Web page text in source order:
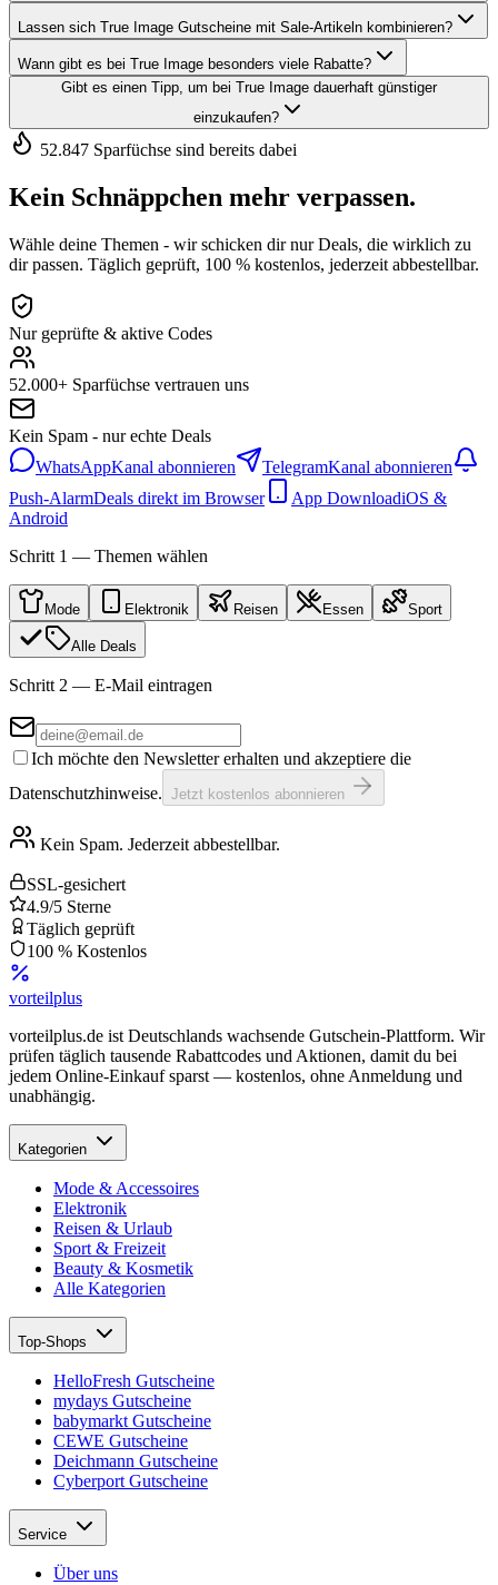
Lassen sich True Image Gutscheine mit Sale-Artikeln kombinieren?
Wann gibt es bei True Image besonders viele Rabatte?
Gibt es einen Tipp, um bei True Image dauerhaft günstiger
einzukaufen?
52.847 Sparfüchse sind bereits dabei
Kein Schnäppchen mehr verpassen.
Wähle deine Themen - wir schicken dir nur Deals, die wirklich zu
dir passen. Täglich geprüft, 100 % kostenlos, jederzeit abbestellbar.
Nur geprüfte & aktive Codes
52.000+ Sparfüchse vertrauen uns
Kein Spam - nur echte Deals
WhatsAppKanal abonnieren TelegramKanal abonnieren
Push-AlarmDeals direkt im Browser App DownloadiOS &
Android
Schritt 1 — Themen wählen
Mode Elektronik Reisen Essen Sport
Alle Deals
Schritt 2 — E-Mail eintragen
Ich möchte den Newsletter erhalten und akzeptiere die
Datenschutzhinweise. Jetzt kostenlos abonnieren
Kein Spam. Jederzeit abbestellbar.
SSL-gesichert
4.9/5 Sterne
Täglich geprüft
100 % Kostenlos
vorteilplus
vorteilplus.de ist Deutschlands wachsende Gutschein-Plattform. Wir
prüfen täglich tausende Rabattcodes und Aktionen, damit du bei
jedem Online-Einkauf sparst — kostenlos, ohne Anmeldung und
unabhängig.
Kategorien
Mode & Accessoires
Elektronik
Reisen & Urlaub
Sport & Freizeit
Beauty & Kosmetik
Alle Kategorien
Top-Shops
HelloFresh Gutscheine
mydays Gutscheine
babymarkt Gutscheine
CEWE Gutscheine
Deichmann Gutscheine
Cyberport Gutscheine
Service
Über uns